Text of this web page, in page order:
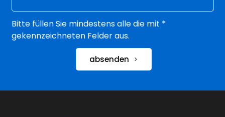
Bitte füllen Sie mindestens alle die mit *
gekennzeichneten Felder aus.
absenden